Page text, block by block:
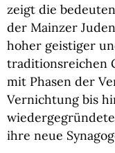
zeigt die
der Mainzer
hoher geistiger
traditionsreichen
mit Phasen der
Vernichtung bis
ihre neue